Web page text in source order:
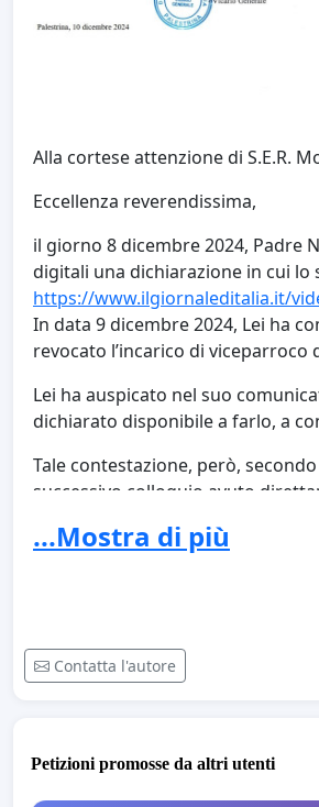
Alla cortese attenzione di S.E.R.
Eccellenza reverendissima,
il giorno 8 dicembre 2024, Padre
digitali una dichiarazione in cui lo
https://www.ilgiornaleditalia.it/
In data 9 dicembre 2024, Lei ha
revocato l’incarico di viceparroco
Lei ha auspicato nel suo
dichiarato disponibile a farlo, a
Tale contestazione, però,
successivo colloquio avuto
citato espressamente articoli del
...Mostra di più
Contatta l'autore
Petizioni promosse da altri utenti